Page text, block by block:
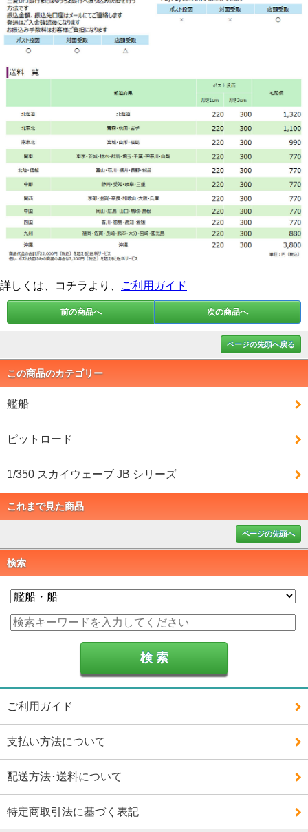
詳しくは、コチラより、 ご利用ガイド
前の商品へ 次の商品へ
ページの先頭へ戻る
この商品のカテゴリー
艦船
ピットロード
1/350 スカイウェーブ JB シリーズ
これまで見た商品
ページの先頭へ
検索
ご利用ガイド
支払い方法について
配送方法･送料について
特定商取引法に基づく表記